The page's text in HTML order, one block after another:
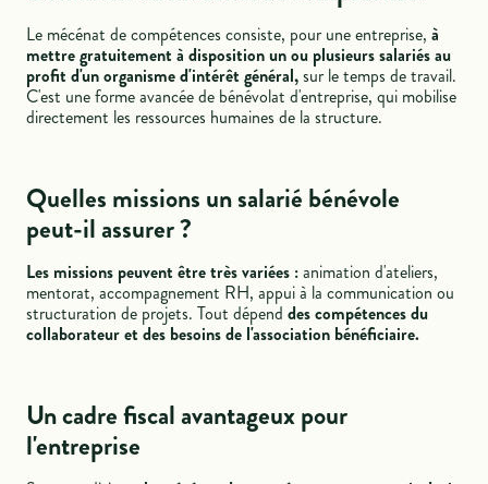
Le mécénat de compétences consiste, pour une entreprise,à
mettre gratuitement à disposition un ou plusieurs salariés au
profit d'un organisme d'intérêt général,sur le temps de travail.
C'est une forme avancée de bénévolat d'entreprise, qui mobilise
directement les ressources humaines de la structure.
Quelles missions un salarié bénévole
peut-il assurer ?
Les missions peuvent être très variées :animation d'ateliers,
mentorat, accompagnement RH, appui à la communication ou
structuration de projets. Tout dépenddes compétences du
collaborateur et des besoins de l'association bénéficiaire.
Un cadre fiscal avantageux pour
l'entreprise